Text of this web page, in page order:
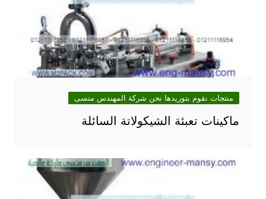
منتجات نقوم بتوريدها نحن شركة المهندس منسى
ماكينات تعبئة الشيكولاتة السائلة